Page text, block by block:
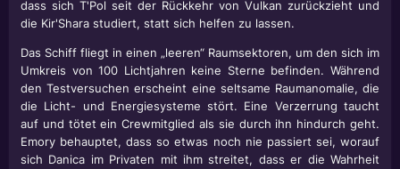
dass sich T'Pol seit der Rückkehr von Vulkan zurückzieht und
die Kir'Shara studiert, statt sich helfen zu lassen.
Das Schiff fliegt in einen „leeren“ Raumsektoren, um den sich im
Umkreis von 100 Lichtjahren keine Sterne befinden. Während
den Testversuchen erscheint eine seltsame Raumanomalie, die
die Licht- und Energiesysteme stört. Eine Verzerrung taucht
auf und tötet ein Crewmitglied als sie durch ihn hindurch geht.
Emory behauptet, dass so etwas noch nie passiert sei, worauf
sich Danica im Privaten mit ihm streitet, dass er die Wahrheit